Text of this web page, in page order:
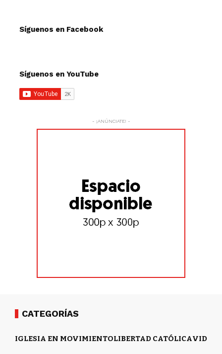
Síguenos en Facebook
Síguenos en YouTube
- ¡ANÚNCIATE! -
CATEGORÍAS
IGLESIA EN MOVIMIENTOLIBERTAD CATÓLICAVIDA